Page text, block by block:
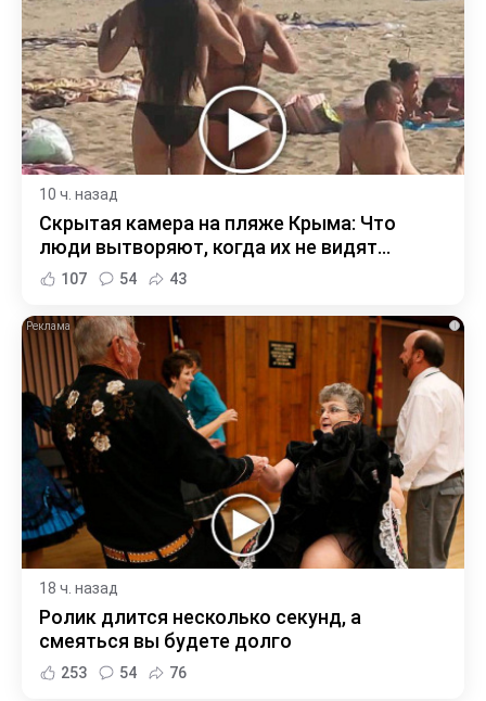
10 ч. назад
Скрытая камера на пляже Крыма: Что
люди вытворяют, когда их не видят...
107 54 43
i
18 ч. назад
Ролик длится несколько секунд, а
смеяться вы будете долго
253 54 76